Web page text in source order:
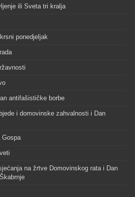
ili Sveta tri kralja
ponedjeljak
antifašističke borbe
i domovinske zahvalnosti i Dan
Gospa
na žrtve Domovinskog rata i Dan